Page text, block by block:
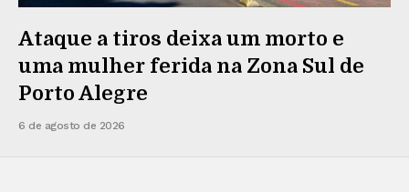
Ataque a tiros deixa um morto e
uma mulher ferida na Zona Sul de
Porto Alegre
6 de agosto de 2026